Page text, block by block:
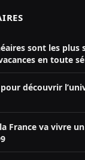
sont les plus
en toute
découvrir
France va vivre